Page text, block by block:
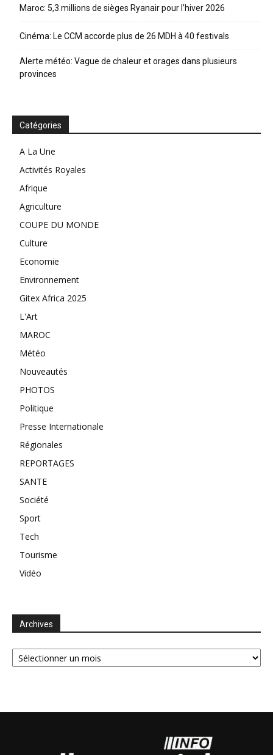
Maroc: 5,3 millions de sièges Ryanair pour l’hiver 2026
Cinéma: Le CCM accorde plus de 26 MDH à 40 festivals
Alerte météo: Vague de chaleur et orages dans plusieurs
provinces
Catégories
A La Une
Activités Royales
Afrique
Agriculture
COUPE DU MONDE
Culture
Economie
Environnement
Gitex Africa 2025
L'Art
MAROC
Météo
Nouveautés
PHOTOS
Politique
Presse Internationale
Régionales
REPORTAGES
SANTE
Société
Sport
Tech
Tourisme
Vidéo
Archives
Archives